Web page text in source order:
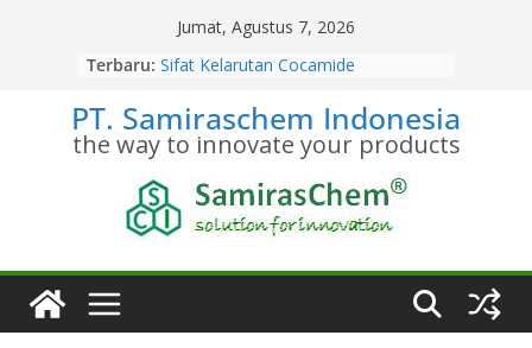
Jumat, Agustus 7, 2026
Terbaru: Stoikiometri Cocamide
Sifat Kelarutan Cocamide
Diethanolamine
Distributor Cocamide
Diethanolamine Terpercaya
Kesetimbangan Kimia Cocamide
Diethanolamine
Diethanolamine
PT. Samiraschem Indonesia
the way to innovate your products